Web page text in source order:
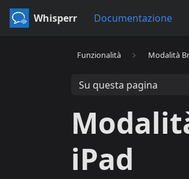
Whisperr Documentazione
Funzionalità Modalità
Su questa pagina
iPad